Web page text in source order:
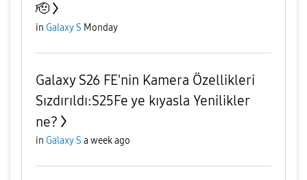
🫡
in Galaxy S Monday
Galaxy S26 FE'nin Kamera Özellikleri
Sızdırıldı:S25Fe ye kıyasla Yenilikler
ne?
in Galaxy S a week ago